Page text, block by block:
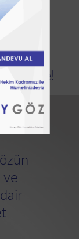
tanı göz
Diye!
ve